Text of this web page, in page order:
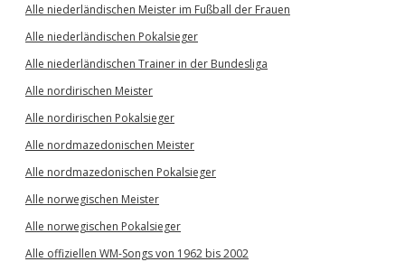
Alle niederländischen Meister im Fußball der Frauen
Alle niederländischen Pokalsieger
Alle niederländischen Trainer in der Bundesliga
Alle nordirischen Meister
Alle nordirischen Pokalsieger
Alle nordmazedonischen Meister
Alle nordmazedonischen Pokalsieger
Alle norwegischen Meister
Alle norwegischen Pokalsieger
Alle offiziellen WM-Songs von 1962 bis 2002